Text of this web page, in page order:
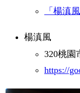
「楊滇
楊滇風
320桃園
https://